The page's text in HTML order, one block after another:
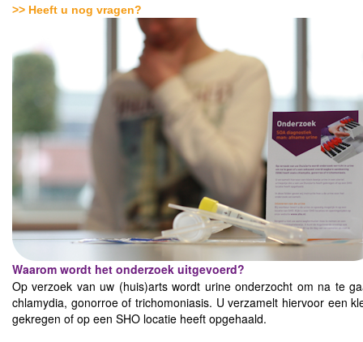
>> Heeft u nog vragen?
Waarom wordt het onderzoek uitgevoerd?
Op verzoek van uw (huis)arts wordt urine onderzocht om na te
chlamydia, gonorroe of trichomoniasis. U verzamelt hiervoor een
gekregen of op een SHO locatie heeft opgehaald.